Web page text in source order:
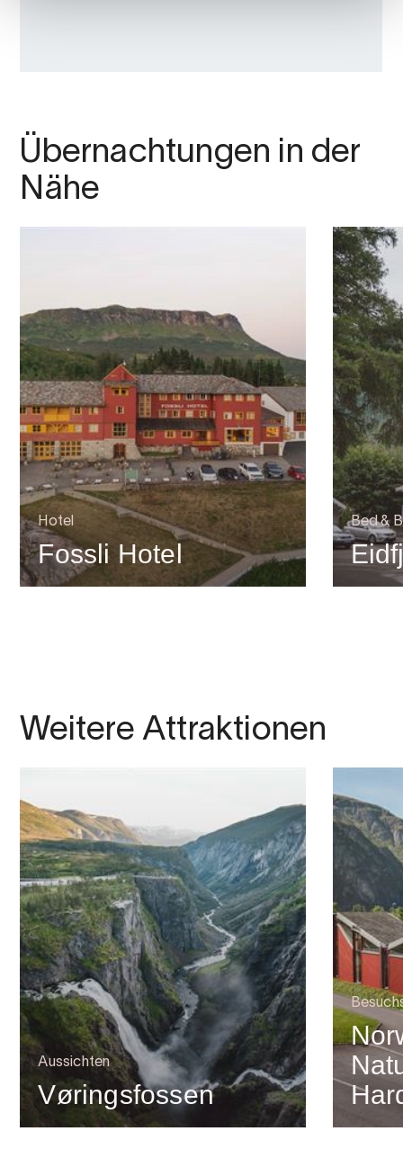
Übernachtungen in der
Nähe
Hotel
Fossli Hotel
Bed &
Weitere Attraktionen
Aussichten
Vøringsfossen